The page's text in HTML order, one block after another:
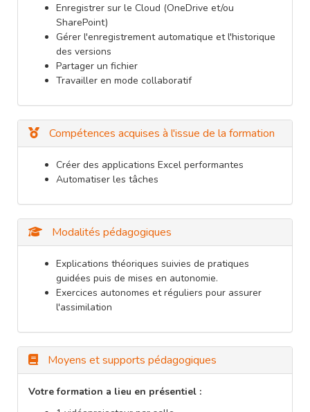
Enregistrer sur le Cloud (OneDrive et/ou
SharePoint)
Gérer l'enregistrement automatique et l'historique
des versions
Partager un fichier
Travailler en mode collaboratif
Compétences acquises à l'issue de la formation
Créer des applications Excel performantes
Automatiser les tâches
Modalités pédagogiques
Explications théoriques suivies de pratiques
guidées puis de mises en autonomie.
Exercices autonomes et réguliers pour assurer
l'assimilation
Moyens et supports pédagogiques
Votre formation a lieu en présentiel :